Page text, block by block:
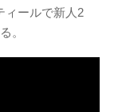
ィールで新人2
。